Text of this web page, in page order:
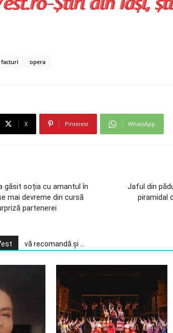
facturi opera
X Pinterest WhatsApp
găsit soția cu amantul în
mai devreme din cursă
partenerei
Jaful din
piramidal
vă recomandă și ...